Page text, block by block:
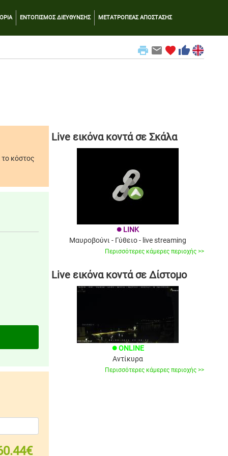
ΕΝΤΟΠΙΣΜΟΣ ΔΙΕΥΘΥΝΣΗΣ ΜΕΤΑΤΡΟΠΕΑΣ ΑΠΟΣΤΑΣΗΣ
print email favorite thumb_up
κόστος
Live εικόνα κοντά σε Σκάλα
brightness_1 LINK
Μαυροβούνι - Γύθειο - live streaming
Περισσότερες κάμερες περιοχής >>
Live εικόνα κοντά σε Δίστομο
brightness_1 ONLINE
Αντίκυρα
Περισσότερες κάμερες περιοχής >>